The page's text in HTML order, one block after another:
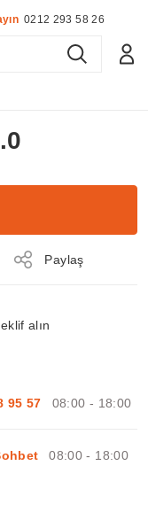
0212 293 58 26
Paylaş
alın
95 57 08:00 - 18:00
08:00 - 18:00